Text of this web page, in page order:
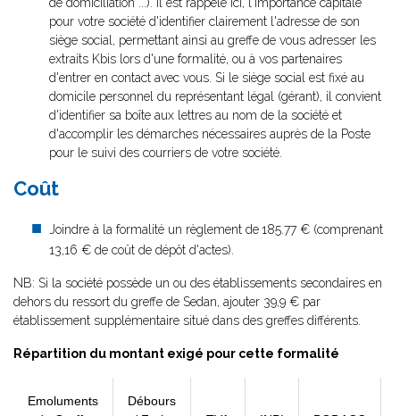
pour votre société d'identifier clairement l'adresse de son
siège social, permettant ainsi au greffe de vous adresser les
extraits Kbis lors d'une formalité, ou à vos partenaires
d'entrer en contact avec vous. Si le siège social est fixé au
domicile personnel du représentant légal (gérant), il convient
d'identifier sa boîte aux lettres au nom de la société et
d'accomplir les démarches nécessaires auprès de la Poste
pour le suivi des courriers de votre société.
Coût
Joindre à la formalité un règlement de185.77 € (comprenant
13,16 € de coût de dépôt d'actes).
NB: Si la société possède un ou des établissements secondaires en
dehors du ressort du greffe de Sedan, ajouter 39,9 € par
établissement supplémentaire situé dans des greffes différents.
Répartition du montant exigé pour cette formalité
Emoluments
Débours